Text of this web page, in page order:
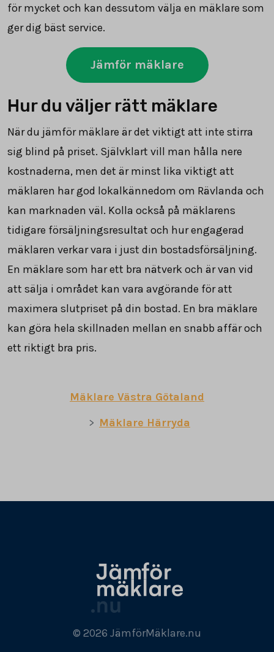
för mycket och kan dessutom välja en mäklare som
ger dig bäst service.
Jämför mäklare
Hur du väljer rätt mäklare
När du jämför mäklare är det viktigt att inte stirra
sig blind på priset. Självklart vill man hålla nere
kostnaderna, men det är minst lika viktigt att
mäklaren har god lokalkännedom om Rävlanda och
kan marknaden väl. Kolla också på mäklarens
tidigare försäljningsresultat och hur engagerad
mäklaren verkar vara i just din bostadsförsäljning.
En mäklare som har ett bra nätverk och är van vid
att sälja i området kan vara avgörande för att
maximera slutpriset på din bostad. En bra mäklare
kan göra hela skillnaden mellan en snabb affär och
ett riktigt bra pris.
Mäklare Västra Götaland
Mäklare Härryda
© 2026 JämförMäklare.nu